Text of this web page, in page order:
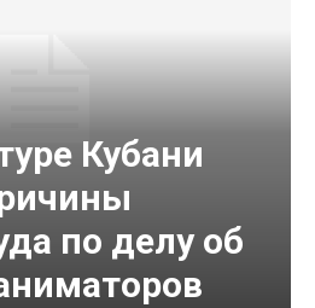
Кубани
по делу об